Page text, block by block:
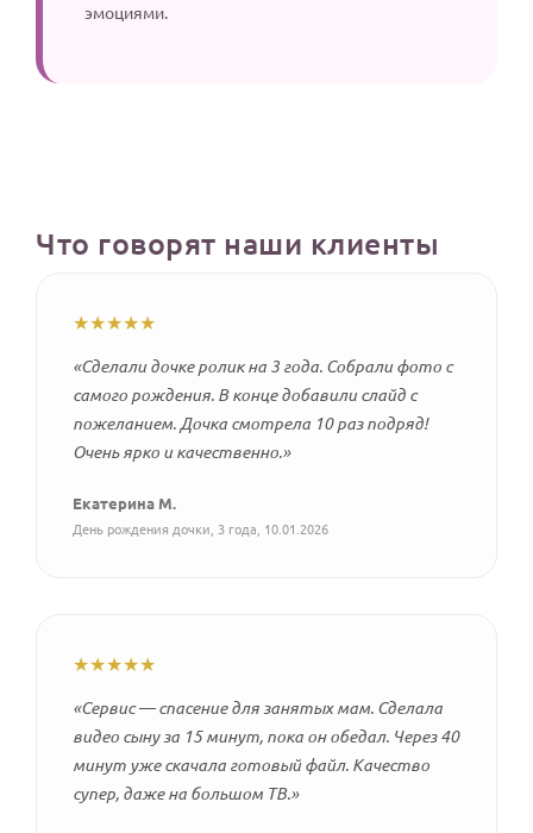
эмоциями.
Что говорят наши клиенты
★★★★★
«Сделали дочке ролик на 3 года. Собрали фото с
самого рождения. В конце добавили слайд с
пожеланием. Дочка смотрела 10 раз подряд!
Очень ярко и качественно.»
Екатерина М.
День рождения дочки, 3 года, 10.01.2026
★★★★★
«Сервис — спасение для занятых мам. Сделала
видео сыну за 15 минут, пока он обедал. Через 40
минут уже скачала готовый файл. Качество
супер, даже на большом ТВ.»